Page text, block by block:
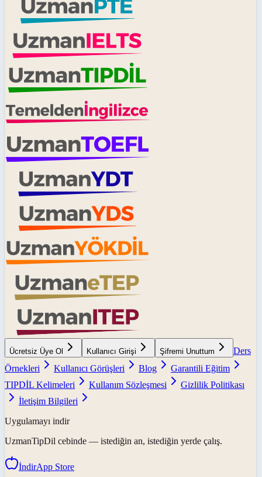
Ücretsiz Üye Ol Kullanıcı Girişi Şifremi Unuttum
Ders
Örnekleri
Kullanıcı Görüşleri Blog
Garantili Eğitim
TIPDİL Kelimeleri
Kullanım Sözleşmesi
Gizlilik Politikası
İletişim Bilgileri
Uygulamayı indir
UzmanTipDil cebinde — istediğin an, istediğin yerde çalış.
İndirApp Store